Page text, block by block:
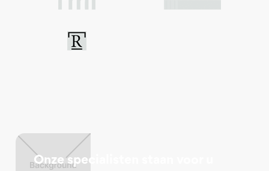
Onze specialisten staan voor u